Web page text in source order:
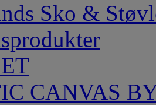
Sko &
CANVAS